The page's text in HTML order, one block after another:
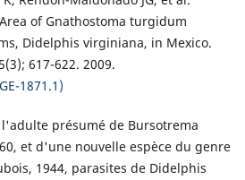
of Gnathostoma turgidum
Didelphis virginiana, in Mexico.
617-622. 2009.
1871.1)
présumé de Bursotrema
et d'une nouvelle espèce du genre
1944, parasites de Didelphis